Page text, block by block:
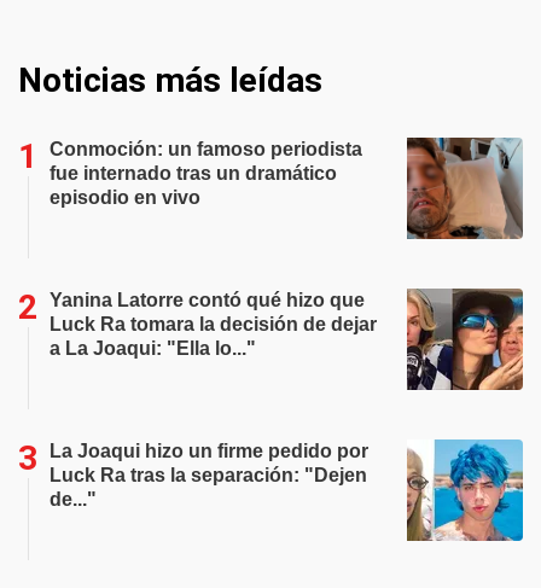
Noticias más leídas
Conmoción: un famoso periodista
fue internado tras un dramático
episodio en vivo
Yanina Latorre contó qué hizo que
Luck Ra tomara la decisión de dejar
a La Joaqui: "Ella lo..."
La Joaqui hizo un firme pedido por
Luck Ra tras la separación: "Dejen
de..."